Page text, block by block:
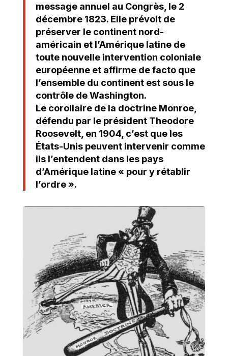
message annuel au Congrès, le 2
décembre 1823. Elle prévoit de
préserver le continent nord-
américain et l’Amérique latine de
toute nouvelle intervention coloniale
européenne et affirme de facto que
l’ensemble du continent est sous le
contrôle de Washington.
Le corollaire de la doctrine Monroe,
défendu par le président Theodore
Roosevelt, en 1904, c’est que les
États-Unis peuvent intervenir comme
ils l’entendent dans les pays
d’Amérique latine « pour y rétablir
l’ordre ».